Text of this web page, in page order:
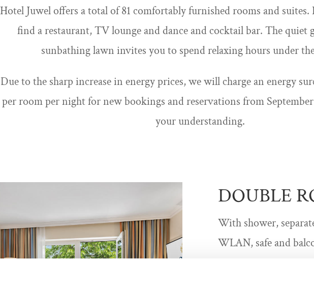
Hotel Juwel offers a total of 81 comfortably furnished rooms and
find a restaurant, TV lounge and dance and cocktail bar. The quiet
sunbathing lawn invites you to spend relaxing hours under
Due to the sharp increase in energy prices, we will charge an energy
per room per night for new bookings and reservations from
your understanding.
DOUBLE
With shower,
WLAN, safe and
Room size approx.